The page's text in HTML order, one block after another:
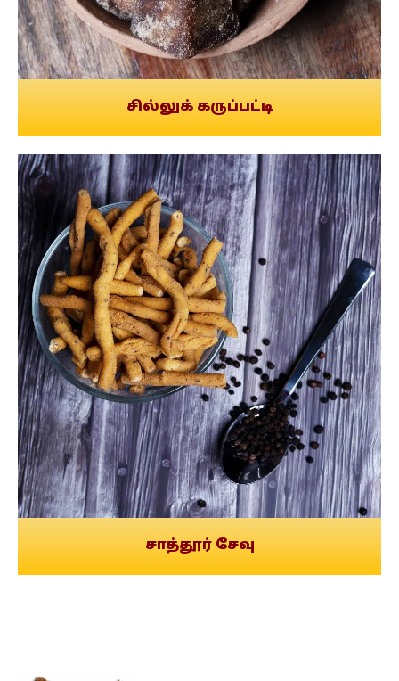
சில்லுக் கருப்பட்டி
சாத்தூர் சேவு